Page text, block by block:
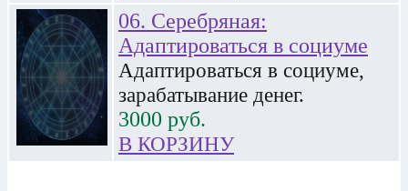
06. Серебряная:
Адаптироваться в социуме
Адаптироваться в социуме,
зарабатывание денег.
3000 руб.
В КОРЗИНУ